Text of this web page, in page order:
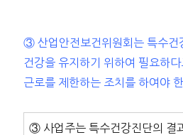
③ 산업안전보건위원회는 특수건
건강을 유지하기 위하여 필요하
근로를 제한하는 조치를 하여야
③ 사업주는 특수건강진단의 결